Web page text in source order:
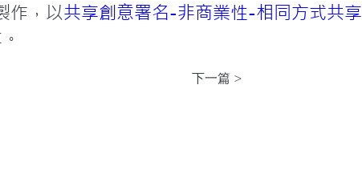
作，以共享創意署名-非商業性-相同方式共享
下一篇 >